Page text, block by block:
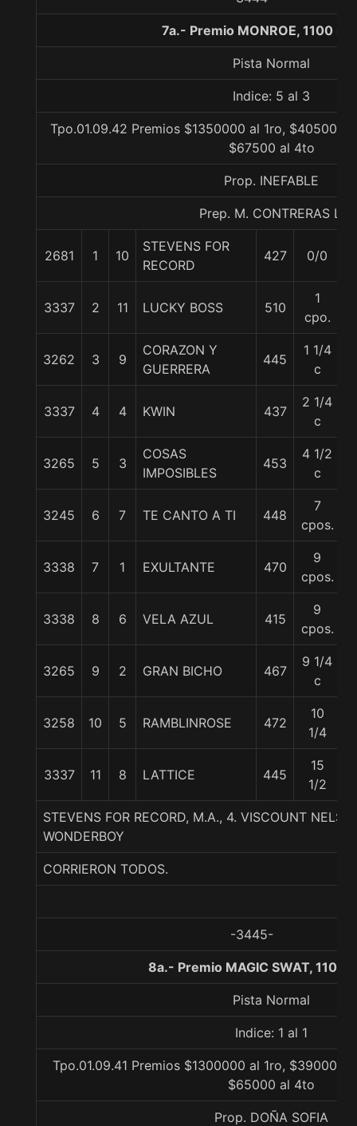
7a.- Premio MONROE, 1100
Pista Normal
Indice: 5 al 3
Tpo.01.09.42 Premios $1350000 al 1ro, $405000
$67500 al 4to
Prop. INEFABLE
Prep. M. CONTRERAS L.
2681 1 10
STEVENS FOR
RECORD
427 0/0
3337 2 11 LUCKY BOSS 510
1
cpo.
3262 3 9
CORAZON Y
GUERRERA
445
1 1/4
c
3337 4 4 KWIN 437
2 1/4
c
3265 5 3
COSAS
IMPOSIBLES
453
4 1/2
c
3245 6 7 TE CANTO A TI 448
7
cpos.
3338 7 1 EXULTANTE 470
9
cpos.
3338 8 6 VELA AZUL 415
9
cpos.
3265 9 2 GRAN BICHO 467
9 1/4
c
3258 10 5 RAMBLINROSE 472
10
1/4
3337 11 8 LATTICE 445
15
1/2
STEVENS FOR RECORD, M.A., 4. VISCOUNT
WONDERBOY
CORRIERON TODOS.
-3445-
8a.- Premio MAGIC SWAT, 1100
Pista Normal
Indice: 1 al 1
Tpo.01.09.41 Premios $1300000 al 1ro, $390000
$65000 al 4to
Prop. DOÑA SOFIA